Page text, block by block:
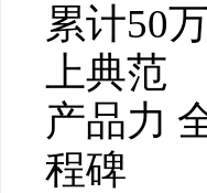
累计50
上典范
产品力
程碑